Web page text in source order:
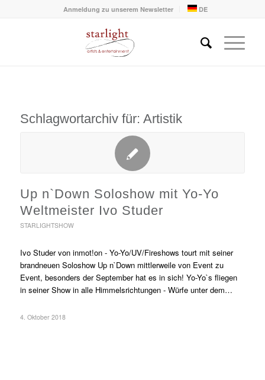
Anmeldung zu unserem Newsletter DE
Schlagwortarchiv für: Artistik
Up n`Down Soloshow mit Yo-Yo
Weltmeister Ivo Studer
STARLIGHTSHOW
Ivo Studer von inmot!on - Yo-Yo/UV/Fireshows tourt mit seiner
brandneuen Soloshow Up n`Down mittlerweile von Event zu
Event, besonders der September hat es in sich! Yo-Yo`s fliegen
in seiner Show in alle Himmelsrichtungen - Würfe unter dem…
4. Oktober 2018